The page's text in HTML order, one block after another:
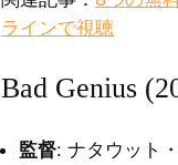
ラインで視聴
Bad Genius
監督: ナタウット